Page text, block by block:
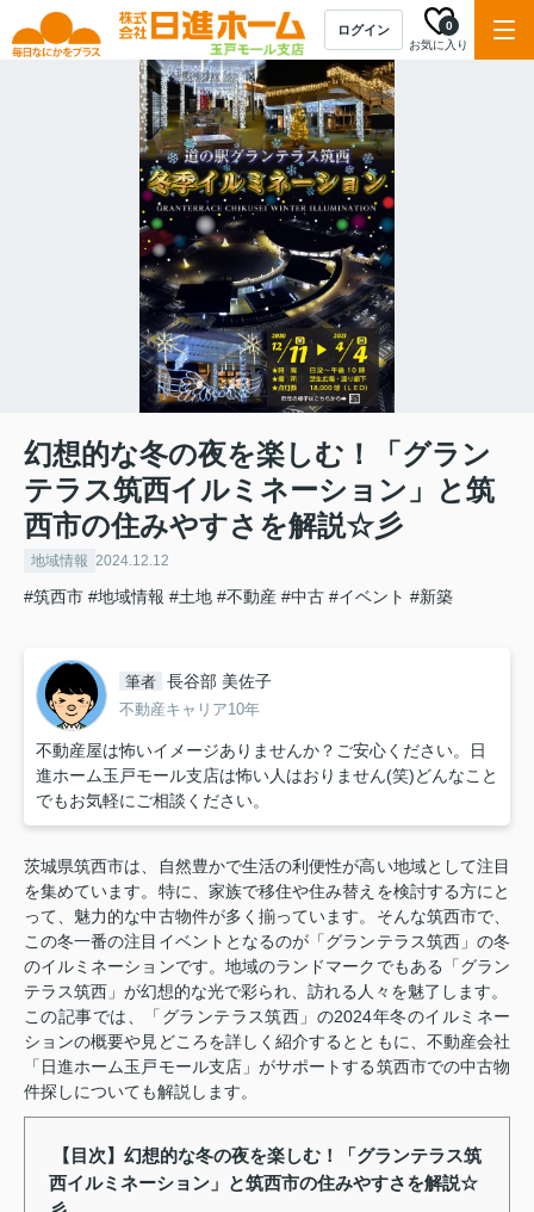
ログイン
お気に入り
0
幻想的な冬の夜を楽しむ！「グラン
テラス筑西イルミネーション」と筑
西市の住みやすさを解説☆彡
地域情報 2024.12.12
#筑西市 #地域情報 #土地 #不動産 #中古 #イベント #新築
筆者 長谷部 美佐子
不動産キャリア10年
不動産屋は怖いイメージありませんか？ご安心ください。日
進ホーム玉戸モール支店は怖い人はおりません(笑)どんなこと
でもお気軽にご相談ください。
茨城県筑西市は、自然豊かで生活の利便性が高い地域として注目
を集めています。特に、家族で移住や住み替えを検討する方にと
って、魅力的な中古物件が多く揃っています。そんな筑西市で、
この冬一番の注目イベントとなるのが「グランテラス筑西」の冬
のイルミネーションです。地域のランドマークでもある「グラン
テラス筑西」が幻想的な光で彩られ、訪れる人々を魅了します。
この記事では、「グランテラス筑西」の2024年冬のイルミネー
ションの概要や見どころを詳しく紹介するとともに、不動産会社
「日進ホーム玉戸モール支店」がサポートする筑西市での中古物
件探しについても解説します。
【目次】幻想的な冬の夜を楽しむ！「グランテラス筑
西イルミネーション」と筑西市の住みやすさを解説☆